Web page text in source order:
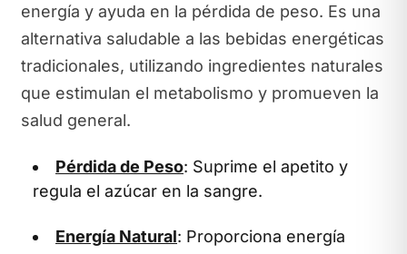
energía y ayuda en la pérdida de peso. Es una
alternativa saludable a las bebidas energéticas
tradicionales, utilizando ingredientes naturales
que estimulan el metabolismo y promueven la
salud general.
Pérdida de Peso: Suprime el apetito y
regula el azúcar en la sangre.
Energía Natural: Proporciona energía